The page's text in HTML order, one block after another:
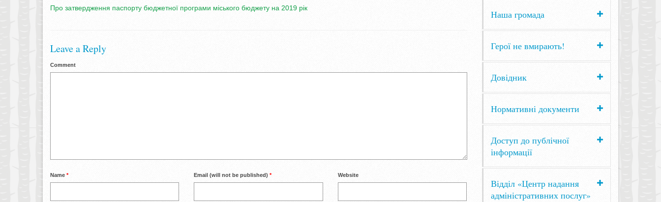
Про затвердження паспорту бюджетної програми міського бюджету на 2019 рік
Leave a Reply
Comment
Name * Email (will not be published)* Website
Наша громада
Герої не вмирають!
Довідник
Нормативні документи
Доступ до публічної
інформації
Відділ «Центр надання
адміністративних послуг»